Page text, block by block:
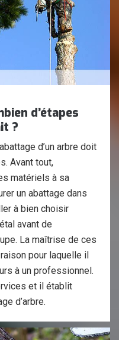
d’étapes
?
d’un arbre doit
Avant tout,
matériels à sa
un abattage dans
à bien choisir
avant de
La maîtrise de ces
pour laquelle il
à un professionnel.
et il établit
d’arbre.